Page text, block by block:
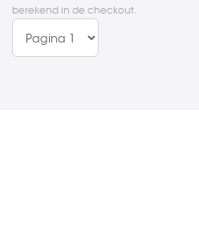
berekend in de checkout.